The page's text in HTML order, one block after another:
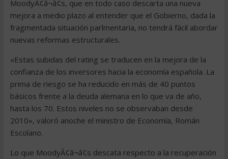
MoodyÃ¢â¬â¢s, que en todo caso descarta una nueva
mejora a medio plazo al entender que el Gobierno, dada la
fragmentada situación parlmentaria, no tendrá fácil abordar
nuevas reformas estructurales.
«Estas subidas del rating se traducen en la mejora de la
confianza de los inversores hacia la economía española. La
prima de riesgo se ha reducido en más de 40 puntos
básicos frente a la deuda alemana en lo que va de año,
hasta los 70. Estos niveles no se observaban desde
2010», valoró anoche el ministro de Economía, Román
Escolano.
Lo que MoodyÃ¢â¬â¢s descata respecto a la recuperación